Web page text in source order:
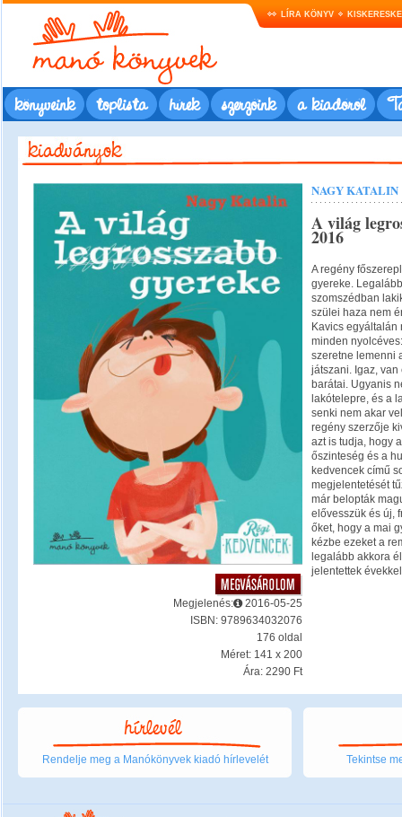
LÍRA KÖNYV
könyveink toplista hírek szerzőink a kiadóról
Megjelenés:
2016-05-25
ISBN: 9789634032076
176 oldal
Méret: 141 x 200
Ára: 2290 Ft
NAGY KATALIN
A világ
2016
A regény
gyereke.
szomszédban
szülei haza nem
Kavics egyáltalán
minden
szeretne lemenni
játszani. Igaz,
barátai. Ugyanis
lakótelepre, és a
senki nem akar
regény szerzője
azt is tudja, hogy
őszinteség és a
kedvencek című
megjelentetését
már belopták
elővesszük és új,
őket, hogy a mai
kézbe ezeket a
legalább akkora
jelentettek
Rendelje meg a Manókönyvek kiadó hírlevelét Tekintse